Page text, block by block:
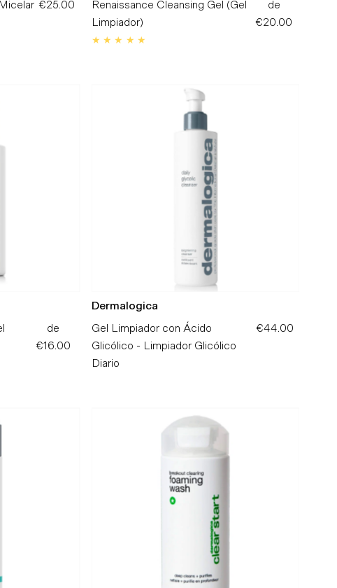
Precio
€25.00
Renaissance Cleansing Gel (Gel
Limpiador)
Precio
normal
de
€20.00
Precio
normal
de
€16.00
Dermalogica
Gel Limpiador con Ácido
Glicólico - Limpiador Glicólico
Diario
Precio
€44.00